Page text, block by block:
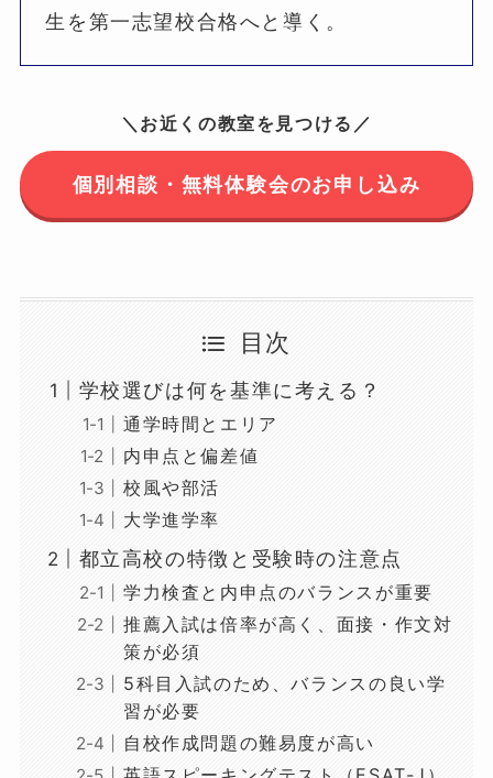
生を第一志望校合格へと導く。
＼お近くの教室を見つける／
個別相談・無料体験会のお申し込み
目次
学校選びは何を基準に考える？
通学時間とエリア
内申点と偏差値
校風や部活
大学進学率
都立高校の特徴と受験時の注意点
学力検査と内申点のバランスが重要
推薦入試は倍率が高く、面接・作文対
策が必須
5科目入試のため、バランスの良い学
習が必要
自校作成問題の難易度が高い